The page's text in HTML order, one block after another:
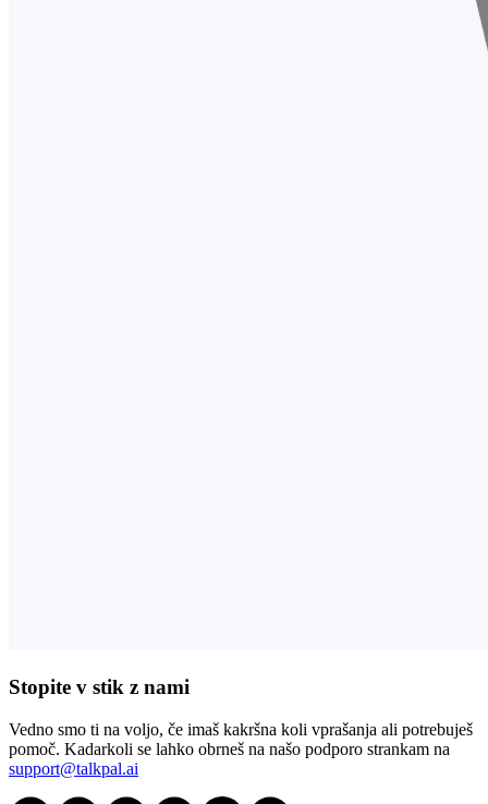
Stopite v stik z nami
Vedno smo ti na voljo, če imaš kakršna koli vprašanja ali potrebuješ
pomoč. Kadarkoli se lahko obrneš na našo podporo strankam na
support@talkpal.ai